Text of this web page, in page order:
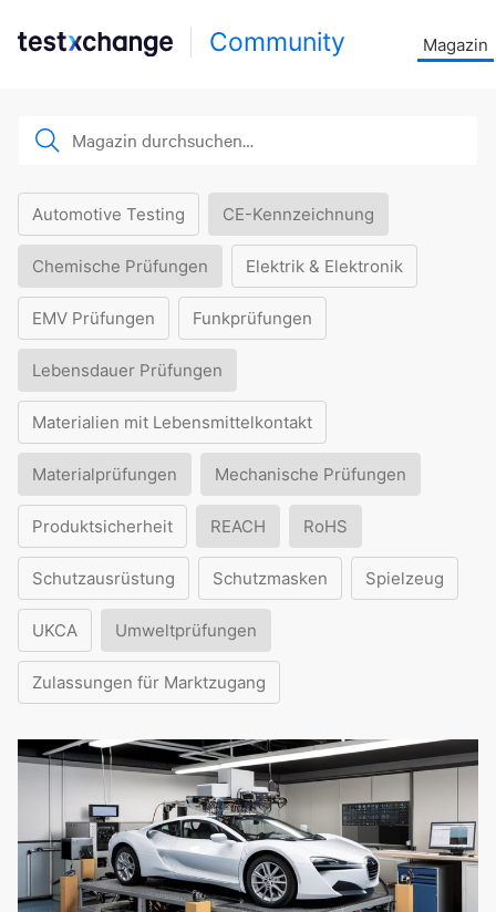
Community Magazin
Automotive Testing CE-Kennzeichnung
Chemische Prüfungen Elektrik & Elektronik
EMV Prüfungen Funkprüfungen
Lebensdauer Prüfungen
Materialien mit Lebensmittelkontakt
Materialprüfungen Mechanische Prüfungen
Produktsicherheit REACH RoHS
Schutzausrüstung Schutzmasken Spielzeug
UKCA Umweltprüfungen
Zulassungen für Marktzugang